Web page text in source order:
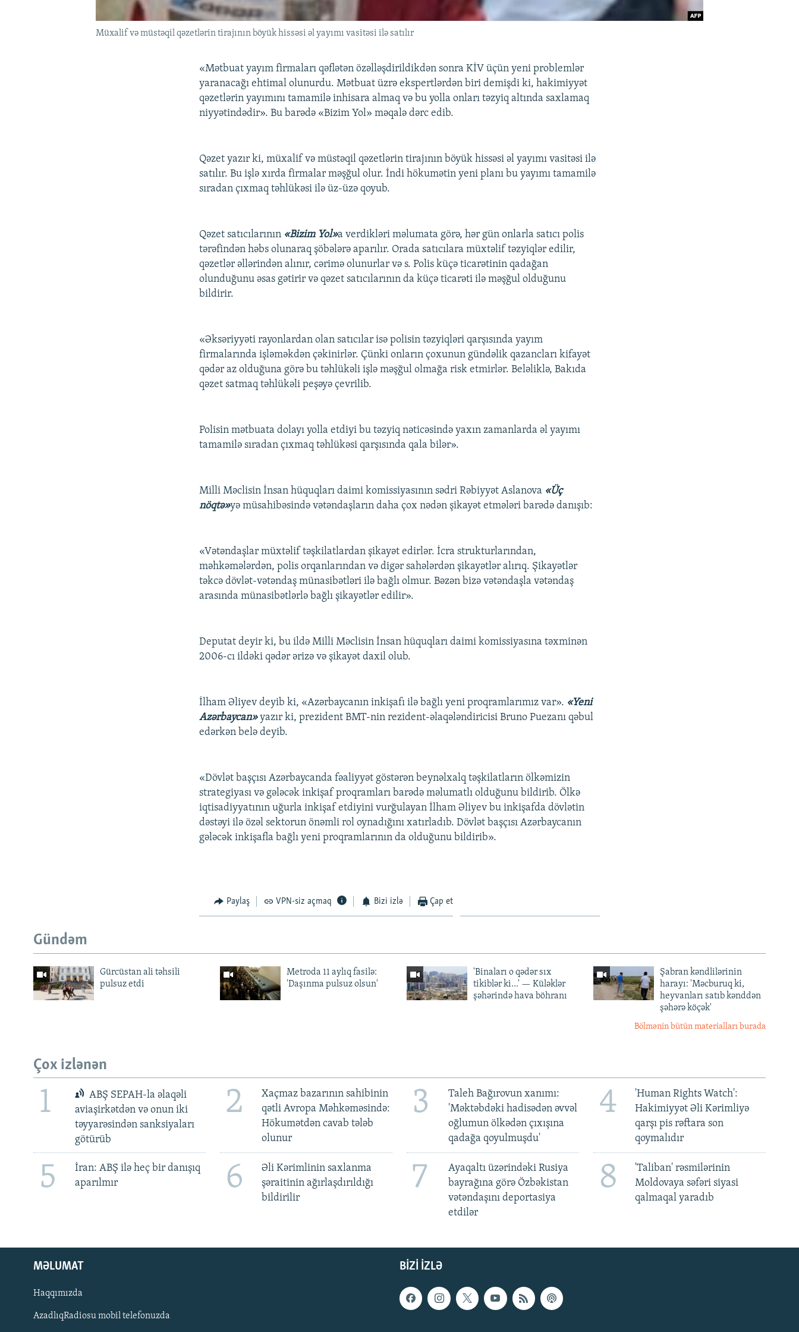
Müxalif və müstəqil qəzetlərin tirajının böyük hissəsi əl yayımı vasitəsi ilə satılır
«Mətbuat yayım firmaları qəflətən özəlləşdirildikdən sonra KİV üçün yeni problemlər
yaranacağı ehtimal olunurdu. Mətbuat üzrə ekspertlərdən biri demişdi ki, hakimiyyət
qəzetlərin yayımını tamamilə inhisara almaq və bu yolla onları təzyiq altında saxlamaq
niyyətindədir». Bu barədə «Bizim Yol» məqalə dərc edib.
Qəzet yazır ki, müxalif və müstəqil qəzetlərin tirajının böyük hissəsi əl yayımı vasitəsi ilə
satılır. Bu işlə xırda firmalar məşğul olur. İndi hökumətin yeni planı bu yayımı tamamilə
sıradan çıxmaq təhlükəsi ilə üz-üzə qoyub.
Qəzet satıcılarının «Bizim Yol»a verdikləri məlumata görə, hər gün onlarla satıcı polis
tərəfindən həbs olunaraq şöbələrə aparılır. Orada satıcılara müxtəlif təzyiqlər edilir,
qəzetlər əllərindən alınır, cərimə olunurlar və s. Polis küçə ticarətinin qadağan
olunduğunu əsas gətirir və qəzet satıcılarının da küçə ticarəti ilə məşğul olduğunu
bildirir.
«Əksəriyyəti rayonlardan olan satıcılar isə polisin təzyiqləri qarşısında yayım
firmalarında işləməkdən çəkinirlər. Çünki onların çoxunun gündəlik qazancları kifayət
qədər az olduğuna görə bu təhlükəli işlə məşğul olmağa risk etmirlər. Beləliklə, Bakıda
qəzet satmaq təhlükəli peşəyə çevrilib.
Polisin mətbuata dolayı yolla etdiyi bu təzyiq nəticəsində yaxın zamanlarda əl yayımı
tamamilə sıradan çıxmaq təhlükəsi qarşısında qala bilər».
Milli Məclisin İnsan hüquqları daimi komissiyasının sədri Rəbiyyət Aslanova «Üç
nöqtə»yə müsahibəsində vətəndaşların daha çox nədən şikayət etmələri barədə danışıb:
«Vətəndaşlar müxtəlif təşkilatlardan şikayət edirlər. İcra strukturlarından,
məhkəmələrdən, polis orqanlarından və digər sahələrdən şikayətlər alırıq. Şikayətlər
təkcə dövlət-vətəndaş münasibətləri ilə bağlı olmur. Bəzən bizə vətəndaşla vətəndaş
arasında münasibətlərlə bağlı şikayətlər edilir».
Deputat deyir ki, bu ildə Milli Məclisin İnsan hüquqları daimi komissiyasına təxminən
2006-cı ildəki qədər ərizə və şikayət daxil olub.
İlham Əliyev deyib ki, «Azərbaycanın inkişafı ilə bağlı yeni proqramlarımız var». «Yeni
Azərbaycan»yazır ki, prezident BMT-nin rezident-əlaqələndiricisi Bruno Puezanı qəbul
edərkən belə deyib.
«Dövlət başçısı Azərbaycanda fəaliyyət göstərən beynəlxalq təşkilatların ölkəmizin
strategiyası və gələcək inkişaf proqramları barədə məlumatlı olduğunu bildirib. Ölkə
iqtisadiyyatının uğurla inkişaf etdiyini vurğulayan İlham Əliyev bu inkişafda dövlətin
dəstəyi ilə özəl sektorun önəmli rol oynadığını xatırladıb. Dövlət başçısı Azərbaycanın
gələcək inkişafla bağlı yeni proqramlarının da olduğunu bildirib».
Paylaş VPN-siz açmaq Bizi izlə Çap et
Gündəm
Gürcüstan ali təhsili
pulsuz etdi
Metroda 11 aylıq fasilə:
'Daşınma pulsuz olsun'
'Binaları o qədər sıx
tikiblər ki...' — Küləklər
şəhərində hava böhranı
Şabran kəndlilərinin
harayı: 'Məcburuq ki,
heyvanları satıb kənddən
şəhərə köçək'
Bölmənin bütün materialları burada
Çox izlənən
1
ABŞ SEPAH-la əlaqəli
aviaşirkətdən və onun iki
təyyarəsindən sanksiyaları
götürüb
2
Xaçmaz bazarının sahibinin
qətli Avropa Məhkəməsində:
Hökumətdən cavab tələb
olunur
3
Taleh Bağırovun xanımı:
'Məktəbdəki hadisədən əvvəl
oğlumun ölkədən çıxışına
qadağa qoyulmuşdu'
4
'Human Rights Watch':
Hakimiyyət Əli Kərimliyə
qarşı pis rəftara son
qoymalıdır
5
İran: ABŞ ilə heç bir danışıq
aparılmır
6
Əli Kərimlinin saxlanma
şəraitinin ağırlaşdırıldığı
bildirilir
7
Ayaqaltı üzərindəki Rusiya
bayrağına görə Özbəkistan
vətəndaşını deportasiya
etdilər
8
'Taliban' rəsmilərinin
Moldovaya səfəri siyasi
qalmaqal yaradıb
BIZI IZLƏ
MƏLUMAT
Haqqımızda
AzadlıqRadiosu mobil telefonuzda